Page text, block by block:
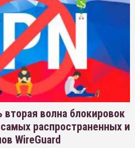
вторая волна блокировок
распространенных и
WireGuard